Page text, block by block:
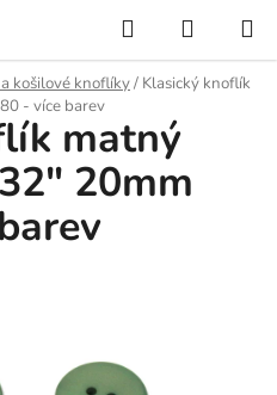
Hledat
KOŠÍK
košilové knoflíky/ Klasický knoflík
- více barev
matný
20mm